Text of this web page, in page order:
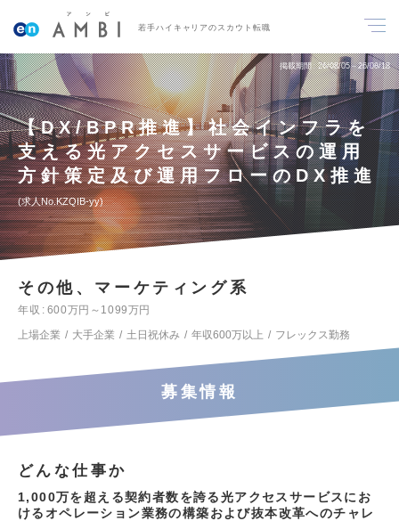
若手ハイキャリアのスカウト転職
掲載期間 26/08/05～26/08/18
【DX/BPR推進】社会インフラを
支える光アクセスサービスの運用
方針策定及び運用フローのDX推進
求人No.KZQIB-yy
その他、マーケティング系
年収
600万円～1099万円
上場企業
大手企業 土日祝休み 年収600万以上 フレックス勤務
募集情報
どんな仕事か
1,000万を超える契約者数を誇る光アクセスサービスにお
けるオペレーション業務の構築および抜本改革へのチャレ